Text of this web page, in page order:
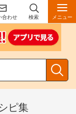
合わせ 検索 メニュー
ピ集